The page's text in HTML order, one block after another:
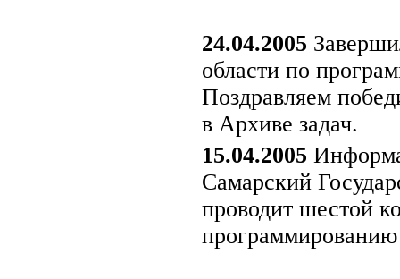
24.04.2005
области по
Поздравляем
в Архиве задач.
15.04.2005
Самарский
проводит шестой